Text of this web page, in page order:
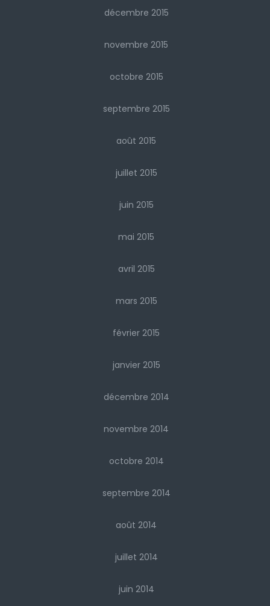
décembre 2015
novembre 2015
octobre 2015
septembre 2015
août 2015
juillet 2015
juin 2015
mai 2015
avril 2015
mars 2015
février 2015
janvier 2015
décembre 2014
novembre 2014
octobre 2014
septembre 2014
août 2014
juillet 2014
juin 2014